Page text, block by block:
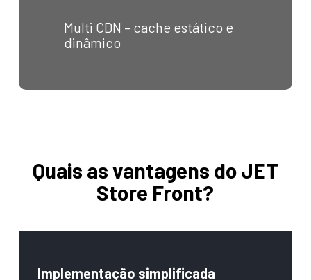
Multi CDN – cache estático e
dinâmico
Quais as vantagens do JET
Store Front?
Implementação simplificada